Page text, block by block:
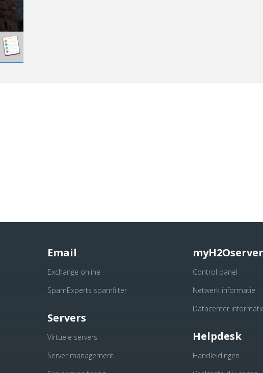
Email
Exchange online
SpamExperts spamfilter
Servers
Virtuele servers
Server management
Control panel
Netwerk informatie
Datacenter
Helpdesk
Handleidingen